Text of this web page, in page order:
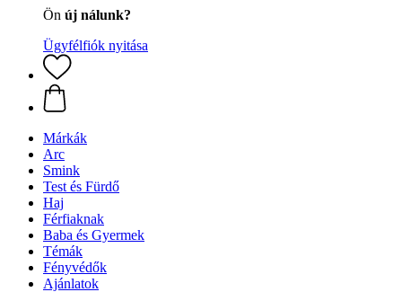
Ön új nálunk?
Ügyfélfiók nyitása
Márkák
Arc
Smink
Test és Fürdő
Haj
Férfiaknak
Baba és Gyermek
Témák
Fényvédők
Ajánlatok